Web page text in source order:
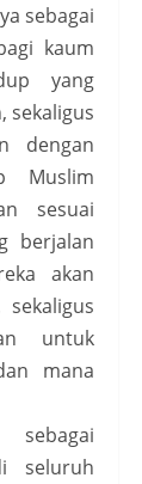
sebagai
kaum
yang
sekaligus
dengan
Muslim
sesuai
berjalan
akan
untuk
mana
seluruh